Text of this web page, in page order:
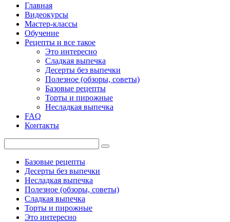
Главная
Видеокурсы
Мастер-классы
Обучение
Рецепты и все такое
Это интересно
Сладкая выпечка
Десерты без выпечки
Полезное (обзоры, советы)
Базовые рецепты
Торты и пирожные
Несладкая выпечка
FAQ
Контакты
Базовые рецепты
Десерты без выпечки
Несладкая выпечка
Полезное (обзоры, советы)
Сладкая выпечка
Торты и пирожные
Это интересно